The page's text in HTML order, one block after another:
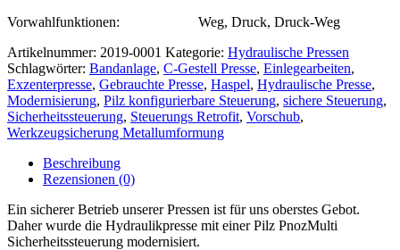
Vorwahlfunktionen: Weg, Druck, Druck-Weg
Artikelnummer: 2019-0001 Kategorie: Hydraulische Pressen
Schlagwörter: Bandanlage, C-Gestell Presse, Einlegearbeiten,
Exzenterpresse, Gebrauchte Presse, Haspel, Hydraulische Presse,
Modernisierung, Pilz konfigurierbare Steuerung, sichere Steuerung,
Sicherheitssteuerung, Steuerungs Retrofit, Vorschub,
Werkzeugsicherung Metallumformung
Beschreibung
Rezensionen (0)
Ein sicherer Betrieb unserer Pressen ist für uns oberstes Gebot.
Daher wurde die Hydraulikpresse mit einer Pilz PnozMulti
Sicherheitssteuerung modernisiert.